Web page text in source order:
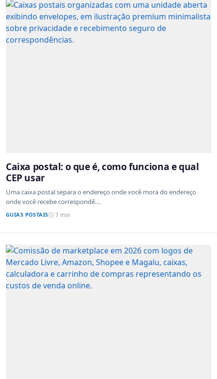
Caixa postal: o que é, como funciona e qual
CEP usar
Uma caixa postal separa o endereço onde você mora do endereço
onde você recebe correspondê...
GUIAS POSTAIS 7 min